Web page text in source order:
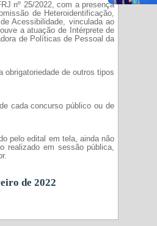
nº 25/2022, com a presença
de Heteroidentificação,
Acessibilidade, vinculada ao
a atuação de Intérprete de
de Políticas de Pessoal da
de outros tipos
cada concurso público ou de
pelo edital em tela, ainda não
realizado em sessão pública,
de 2022